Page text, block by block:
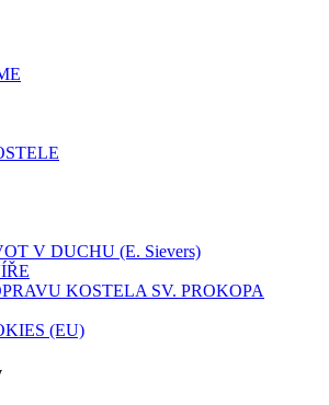
V DUCHU (E. Sievers)
KOSTELA SV. PROKOPA
(EU)